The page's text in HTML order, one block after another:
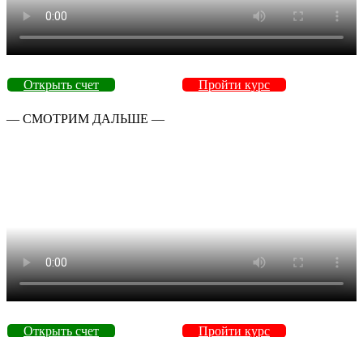
Открыть счет Пройти курс
— СМОТРИМ ДАЛЬШЕ —
Открыть счет Пройти курс